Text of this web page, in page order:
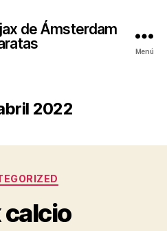
de Ámsterdam
Menú
2022
Categorías
calcio